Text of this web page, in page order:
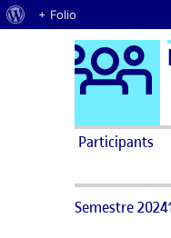
Quant al WordPress
+ Folio
Saltar al contingut
Participants
Semestre